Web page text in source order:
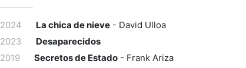
2024 La chica de nieve - David Ulloa
2023
Desaparecidos
2019
Secretos de Estado - Frank Ariza